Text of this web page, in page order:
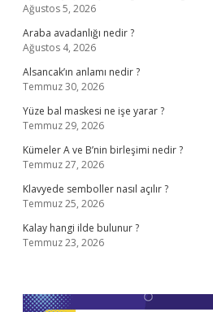
Ağustos 5, 2026
Araba avadanlığı nedir ?
Ağustos 4, 2026
Alsancak’ın anlamı nedir ?
Temmuz 30, 2026
Yüze bal maskesi ne işe yarar ?
Temmuz 29, 2026
Kümeler A ve B’nin birleşimi nedir ?
Temmuz 27, 2026
Klavyede semboller nasıl açılır ?
Temmuz 25, 2026
Kalay hangi ilde bulunur ?
Temmuz 23, 2026